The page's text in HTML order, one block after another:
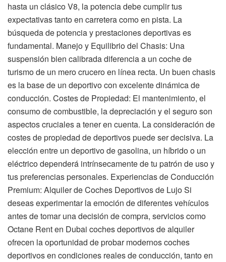
hasta un clásico V8, la potencia debe cumplir tus
expectativas tanto en carretera como en pista. La
búsqueda de potencia y prestaciones deportivas es
fundamental. Manejo y Equilibrio del Chasis: Una
suspensión bien calibrada diferencia a un coche de
turismo de un mero crucero en línea recta. Un buen chasis
es la base de un deportivo con excelente dinámica de
conducción. Costes de Propiedad: El mantenimiento, el
consumo de combustible, la depreciación y el seguro son
aspectos cruciales a tener en cuenta. La consideración de
costes de propiedad de deportivos puede ser decisiva. La
elección entre un deportivo de gasolina, un híbrido o un
eléctrico dependerá intrínsecamente de tu patrón de uso y
tus preferencias personales. Experiencias de Conducción
Premium: Alquiler de Coches Deportivos de Lujo Si
deseas experimentar la emoción de diferentes vehículos
antes de tomar una decisión de compra, servicios como
Octane Rent en Dubai coches deportivos de alquiler
ofrecen la oportunidad de probar modernos coches
deportivos en condiciones reales de conducción, tanto en